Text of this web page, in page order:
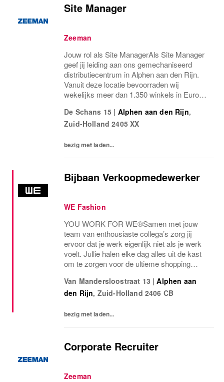
Site Manager
Zeeman
Jouw rol als Site ManagerAls Site Manager
geef jij leiding aan ons gemechaniseerd
distributiecentrum in Alphen aan den Rijn.
Vanuit deze locatie bevoorraden wij
wekelijks meer dan 1.350 winkels in Europa
onze e-commerceactiviteiten. Je bent...
De Schans 15 | Alphen aan den Rijn,
Zuid-Holland 2405 XX
bezig met laden...
Bijbaan Verkoopmedewerker
WE Fashion
YOU WORK FOR WE®Samen met jouw
team van enthousiaste collega’s zorg jij
ervoor dat je werk eigenlijk niet als je werk
voelt. Jullie halen elke dag alles uit de kast
om te zorgen voor de ultieme shopping
plezier en commercialiteit zorgen ervoor
dat...
Van Mandersloostraat 13 | Alphen aan
den Rijn, Zuid-Holland 2406 CB
bezig met laden...
Corporate Recruiter
Zeeman